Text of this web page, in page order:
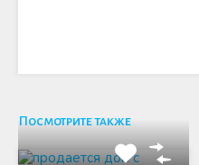
Посмотрите также